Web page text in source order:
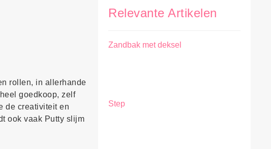
rollen, in allerhande
goedkoop, zelf
de creativiteit en
ook vaak Putty slijm
Relevante Artikelen
Zandbak met deksel
Step